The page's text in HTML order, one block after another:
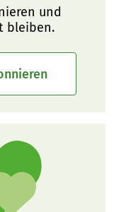
und
bleiben.